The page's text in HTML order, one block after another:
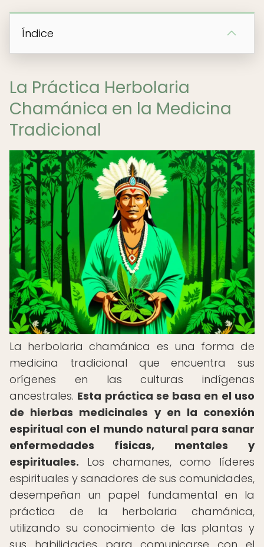
Índice
La Práctica Herbolaria
Chamánica en la Medicina
Tradicional
La herbolaria chamánica es una forma de
medicina tradicional que encuentra sus
orígenes en las culturas indígenas
ancestrales. Esta práctica se basa en el uso
de hierbas medicinales y en la conexión
espiritual con el mundo natural para sanar
enfermedades físicas, mentales y
espirituales. Los chamanes, como líderes
espirituales y sanadores de sus comunidades,
desempeñan un papel fundamental en la
práctica de la herbolaria chamánica,
utilizando su conocimiento de las plantas y